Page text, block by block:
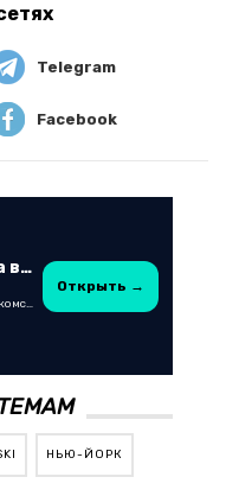
Telegram
Facebook
ZYYN — знакомства в Казахстане
Быстрые и безопасные знакомства в Telegram
Открыть →
НЬЮ-ЙОРК